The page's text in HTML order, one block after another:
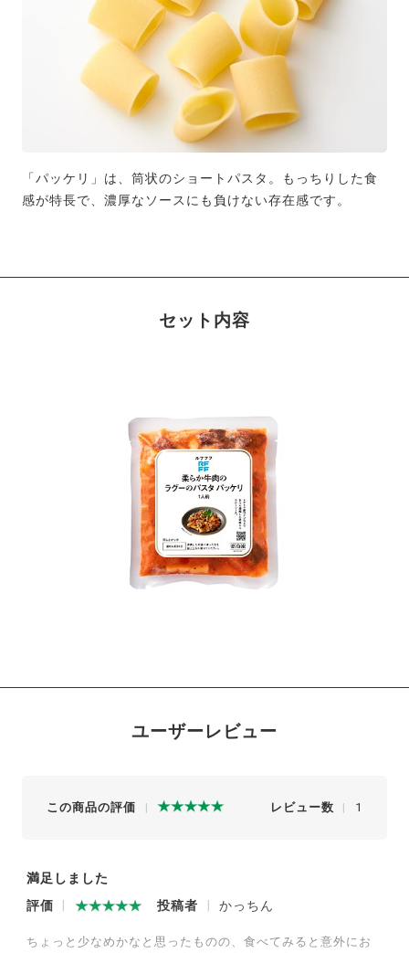
「パッケリ」は、筒状のショートパスタ。もっちりした食
感が特長で、濃厚なソースにも負けない存在感です。
セット内容
ユーザーレビュー
この商品の評価 レビュー数 1
満足しました
評価
投稿者 かっちん
ちょっと少なめかなと思ったものの、食べてみると意外にお